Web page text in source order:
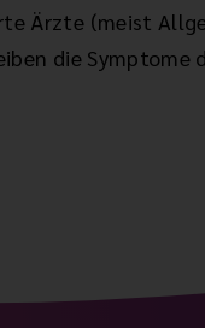
Ärzte (meist
die Symptome